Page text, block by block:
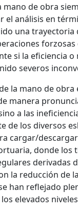
de obra
el análisis en
una
si la eficiencia
severos
la mano de
manera
a las
de los diversos
cargar/
donde los
derivadas
la reducción de
han reflejado
elevados